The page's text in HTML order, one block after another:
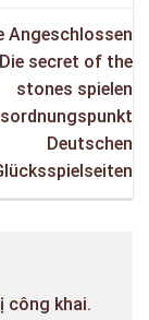
Angeschlossen
secret of the
stones spielen
Deutschen
công khai.